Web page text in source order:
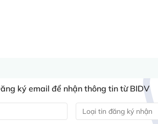
ký email để nhận thông tin từ BIDV
Loại tin đăng ký nhận